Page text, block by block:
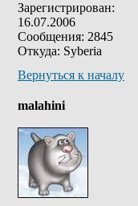
Зарегистрирован:
16.07.2006
Сообщения: 2845
Откуда: Syberia
Вернуться к началу
malahini